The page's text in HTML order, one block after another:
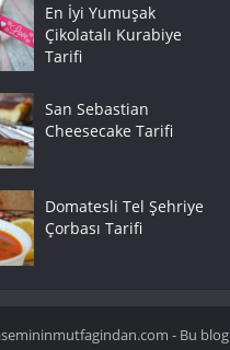
En İyi Yumuşak
Çikolatalı Kurabiye
Tarifi
San Sebastian
Cheesecake Tarifi
Domatesli Tel Şehriye
Çorbası Tarifi
- Bu blog